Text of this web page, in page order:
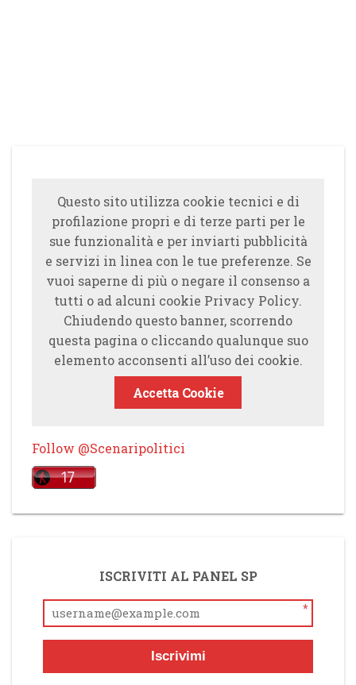
Questo sito utilizza cookie tecnici e di
profilazione propri e di terze parti per le
sue funzionalità e per inviarti pubblicità
e servizi in linea con le tue preferenze. Se
vuoi saperne di più o negare il consenso a
tutti o ad alcuni cookie Privacy Policy.
Chiudendo questo banner, scorrendo
questa pagina o cliccando qualunque suo
elemento acconsenti all’uso dei cookie.
Accetta Cookie
Follow @Scenaripolitici
ISCRIVITI AL PANEL SP
*
Iscrivimi